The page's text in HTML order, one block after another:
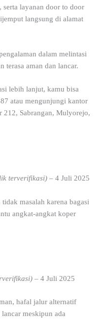
serta layanan door to door
langsung di alamat
dalam melintasi
terasa aman dan lancar.
lebih lanjut, kamu bisa
atau mengunjungi kantor
212, Sabrangan, Mulyorejo,
terverifikasi) – 4 Juli 2025
masalah karena bagasi
angkat-angkat koper
– 4 Juli 2025
hafal jalur alternatif
meskipun ada